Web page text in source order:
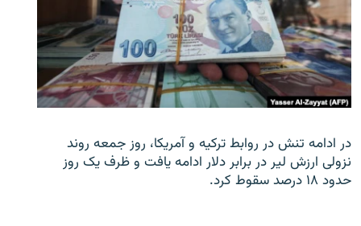
در ادامه تنش در روابط ترکیه و آمریکا، روز جمعه روند
نزولی ارزش لیر در برابر دلار ادامه یافت و ظرف یک روز
حدود ۱۸ درصد سقوط کرد.